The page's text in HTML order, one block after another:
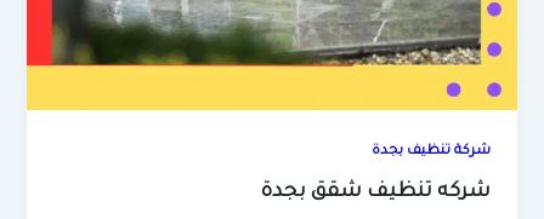
شركة تنظيف بجدة
شركه تنظيف شقق بجدة